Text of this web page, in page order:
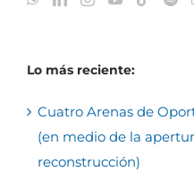
Lo más reciente:
Cuatro Arenas de
(en medio de la
reconstrucción)